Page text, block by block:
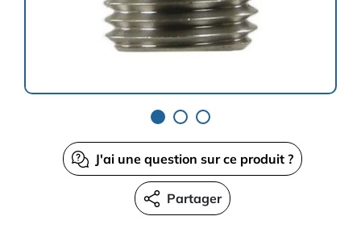
J'ai une question sur ce produit ?
Partager